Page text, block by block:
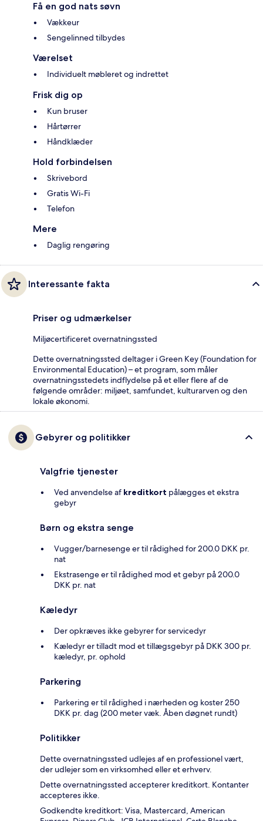
Få en god nats søvn
Vækkeur
Sengelinned tilbydes
Værelset
Individuelt møbleret og indrettet
Frisk dig op
Kun bruser
Hårtørrer
Håndklæder
Hold forbindelsen
Skrivebord
Gratis Wi-Fi
Telefon
Mere
Daglig rengøring
Interessante fakta
Priser og udmærkelser
Miljøcertificeret overnatningssted
Dette overnatningssted deltager i Green Key (Foundation for
Environmental Education) – et program, som måler
overnatningsstedets indflydelse på et eller flere af de
følgende områder: miljøet, samfundet, kulturarven og den
lokale økonomi.
Gebyrer og politikker
Valgfrie tjenester
Ved anvendelse af kreditkort pålægges et ekstra
gebyr
Børn og ekstra senge
Vugger/barnesenge er til rådighed for 200.0 DKK pr.
nat
Ekstrasenge er til rådighed mod et gebyr på 200.0
DKK pr. nat
Kæledyr
Der opkræves ikke gebyrer for servicedyr
Kæledyr er tilladt mod et tillægsgebyr på DKK 300 pr.
kæledyr, pr. ophold
Parkering
Parkering er til rådighed i nærheden og koster 250
DKK pr. dag (200 meter væk. Åben døgnet rundt)
Politikker
Dette overnatningssted udlejes af en professionel vært,
der udlejer som en virksomhed eller et erhverv.
Dette overnatningssted accepterer kreditkort. Kontanter
accepteres ikke.
Godkendte kreditkort: Visa, Mastercard, American